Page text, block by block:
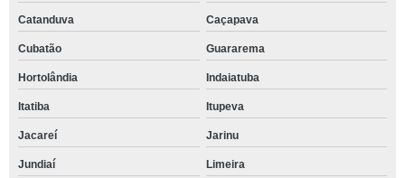
Catanduva Caçapava
Cubatão Guararema
Hortolândia Indaiatuba
Itatiba Itupeva
Jacareí Jarinu
Jundiaí Limeira